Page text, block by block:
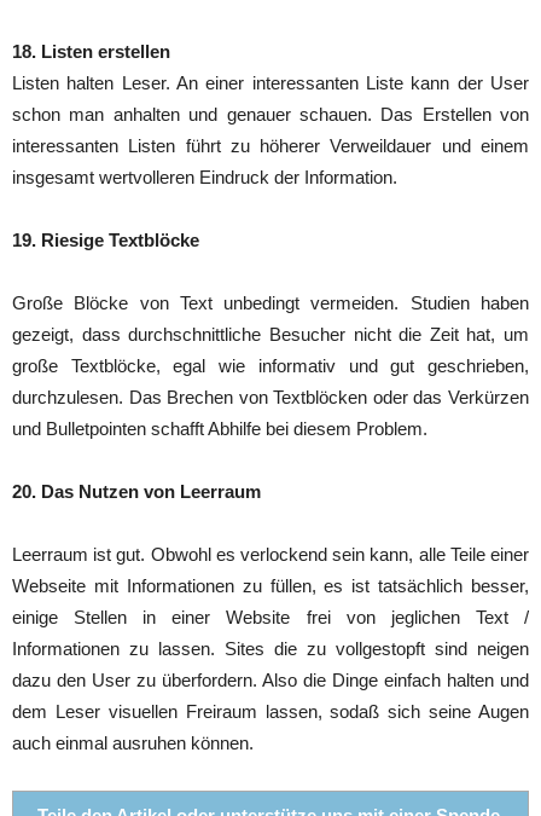
18. Listen erstellen
Listen halten Leser. An einer interessanten Liste kann der User
schon man anhalten und genauer schauen. Das Erstellen von
interessanten Listen führt zu höherer Verweildauer und einem
insgesamt wertvolleren Eindruck der Information.
19. Riesige Textblöcke
Große Blöcke von Text unbedingt vermeiden. Studien haben
gezeigt, dass durchschnittliche Besucher nicht die Zeit hat, um
große Textblöcke, egal wie informativ und gut geschrieben,
durchzulesen. Das Brechen von Textblöcken oder das Verkürzen
und Bulletpointen schafft Abhilfe bei diesem Problem.
20. Das Nutzen von Leerraum
Leerraum ist gut. Obwohl es verlockend sein kann, alle Teile einer
Webseite mit Informationen zu füllen, es ist tatsächlich besser,
einige Stellen in einer Website frei von jeglichen Text /
Informationen zu lassen. Sites die zu vollgestopft sind neigen
dazu den User zu überfordern. Also die Dinge einfach halten und
dem Leser visuellen Freiraum lassen, sodaß sich seine Augen
auch einmal ausruhen können.